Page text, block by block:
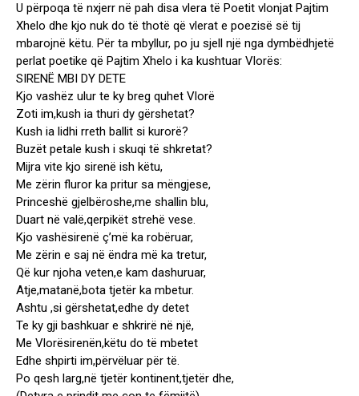
U përpoqa të nxjerr në pah disa vlera të Poetit vlonjat Pajtim
Xhelo dhe kjo nuk do të thotë që vlerat e poezisë së tij
mbarojnë këtu. Për ta mbyllur, po ju sjell një nga dymbëdhjetë
perlat poetike që Pajtim Xhelo i ka kushtuar Vlorës:
SIRENË MBI DY DETE
Kjo vashëz ulur te ky breg quhet Vlorë
Zoti im,kush ia thuri dy gërshetat?
Kush ia lidhi rreth ballit si kurorë?
Buzët petale kush i skuqi të shkretat?
Mijra vite kjo sirenë ish këtu,
Me zërin fluror ka pritur sa mëngjese,
Princeshë gjelbëroshe,me shallin blu,
Duart në valë,qerpikët strehë vese.
Kjo vashësirenë ç’më ka robëruar,
Me zërin e saj në ëndra më ka tretur,
Që kur njoha veten,e kam dashuruar,
Atje,matanë,bota tjetër ka mbetur.
Ashtu ,si gërshetat,edhe dy detet
Te ky gji bashkuar e shkrirë në një,
Me Vlorësirenën,këtu do të mbetet
Edhe shpirti im,përvëluar për të.
Po qesh larg,në tjetër kontinent,tjetër dhe,